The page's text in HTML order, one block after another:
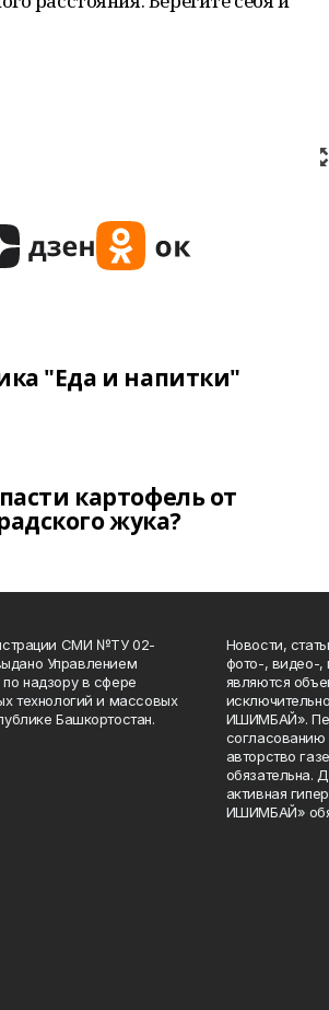
"Еда и напитки"
картофель от
жука?
СМИ №ТУ 02-
Управлением
надзору в сфере
технологий и массовых
Башкортостан.
Новости,
фото-, видео-,
являются
ИШИМБАЙ».
согласованию
авторство
обязательна.
активная
ИШИМБАЙ»